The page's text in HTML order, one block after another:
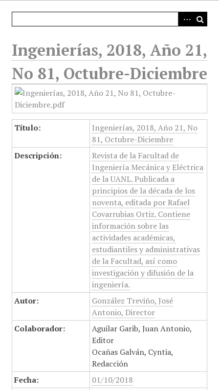
Ingenierías, 2018, Año 21,
No 81, Octubre-Diciembre
Título:
Ingenierías, 2018, Año 21, No
81, Octubre-Diciembre
Descripción:
Revista de la Facultad de
Ingeniería Mecánica y Eléctrica
de la UANL. Publicada a
principios de la década de los
noventa, editada por Rafael
Covarrubias Ortiz. Contiene
información sobre las
actividades académicas,
estudiantiles y administrativas
de la Facultad, así como
investigación y difusión de la
ingeniería.
Autor:
González Treviño, José
Antonio, Director
Colaborador:
Aguilar Garib, Juan Antonio,
Editor
Ocañas Galván, Cyntia,
Redacción
Fecha:
01/10/2018